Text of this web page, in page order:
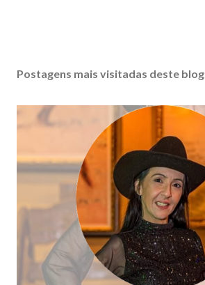
Postagens mais visitadas deste blog